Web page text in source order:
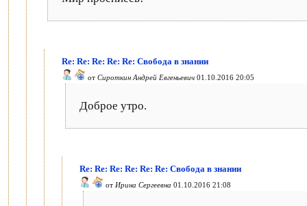
Re: Re: Re: Re: Re: Свобода в знании
от Сироткин Андрей Евгеньевич 01.10.2016 20:05
Доброе утро.
Re: Re: Re: Re: Re: Re: Свобода в знании
от Ирина Сергеевна 01.10.2016 21:08